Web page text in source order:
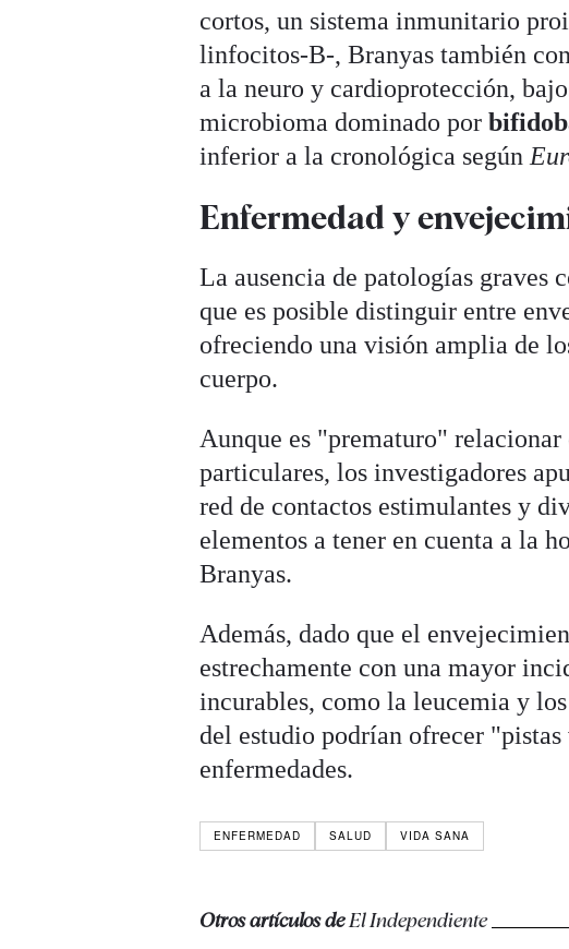
cortos, un sistema inmunitario
linfocitos-B-, Branyas también
a la neuro y cardioprotección,
microbioma dominado por
inferior a la cronológica según
Enfermedad y
La ausencia de patologías graves
que es posible distinguir entre
ofreciendo una visión amplia de
cuerpo.
Aunque es "prematuro"
particulares, los investigadores
red de contactos estimulantes y
elementos a tener en cuenta a la
Branyas.
Además, dado que el
estrechamente con una mayor
incurables, como la leucemia y
del estudio podrían ofrecer
enfermedades.
ENFERMEDAD SALUD VIDA SANA
Otros artículos deEl Independiente